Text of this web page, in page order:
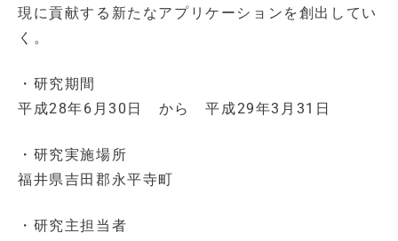
現に貢献する新たなアプリケーションを創出してい
く。
・研究期間
平成28年6月30日 から 平成29年3月31日
・研究実施場所
福井県吉田郡永平寺町
・研究主担当者